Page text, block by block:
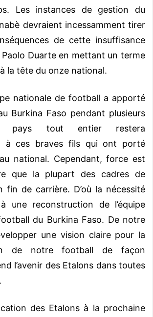
Les instances de gestion du
devraient incessamment tirer
de cette insuffisance
Duarte en mettant un terme
la tête du onze national.
nationale de football a apporté
Burkina Faso pendant plusieurs
pays tout entier restera
à ces braves fils qui ont porté
national. Cependant, force est
que la plupart des cadres de
fin de carrière. D’où la nécessité
une reconstruction de l’équipe
du Burkina Faso. De notre
une vision claire pour la
de notre football de façon
l’avenir des Etalons dans toutes
des Etalons à la prochaine